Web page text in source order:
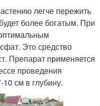
легче пережить
более богатым. При
Это средство
Препарат применяется
проведения
см в глубину.